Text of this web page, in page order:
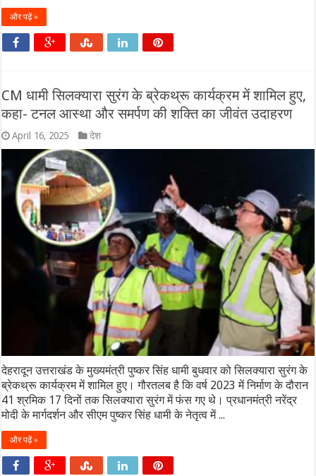
और पढ़ें »
CM धामी सिलक्यारा सुरंग के ब्रेकथ्रू कार्यक्रम में शामिल हुए,
कहा- टनल आस्था और समर्पण की शक्ति का जीवंत उदाहरण
April 16, 2025 देश
देहरादून उत्तराखंड के मुख्यमंत्री पुष्कर सिंह धामी बुधवार को सिलक्यारा सुरंग के
ब्रेकथ्रू कार्यक्रम में शामिल हुए। गौरतलब है कि वर्ष 2023 में निर्माण के दौरान
41 श्रमिक 17 दिनों तक सिलक्यारा सुरंग में फंस गए थे। प्रधानमंत्री नरेंद्र
मोदी के मार्गदर्शन और सीएम पुष्कर सिंह धामी के नेतृत्व में ...
और पढ़ें »